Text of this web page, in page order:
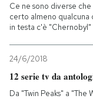
Ce ne sono diverse
certo almeno qualcuna
in testa c'è "Chernobyl"
24/6/2018
12 serie tv da
Da "Twin Peaks" a "The